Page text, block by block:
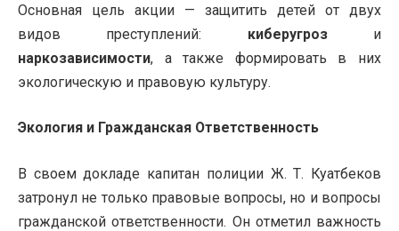
Основная цель акции — защитить детей от двух
видов преступлений: киберугрози
наркозависимости, а также формировать в них
экологическую и правовую культуру.
Экология и Гражданская Ответственность
В своем докладе капитан полиции Ж. Т. Куатбеков
затронул не только правовые вопросы, но и вопросы
гражданской ответственности. Он отметил важность